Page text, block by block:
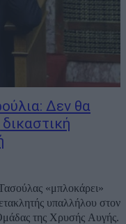
Δεν θα
«μπλοκάρει»
υπαλλήλου στον
της Χρυσής Αυγής.